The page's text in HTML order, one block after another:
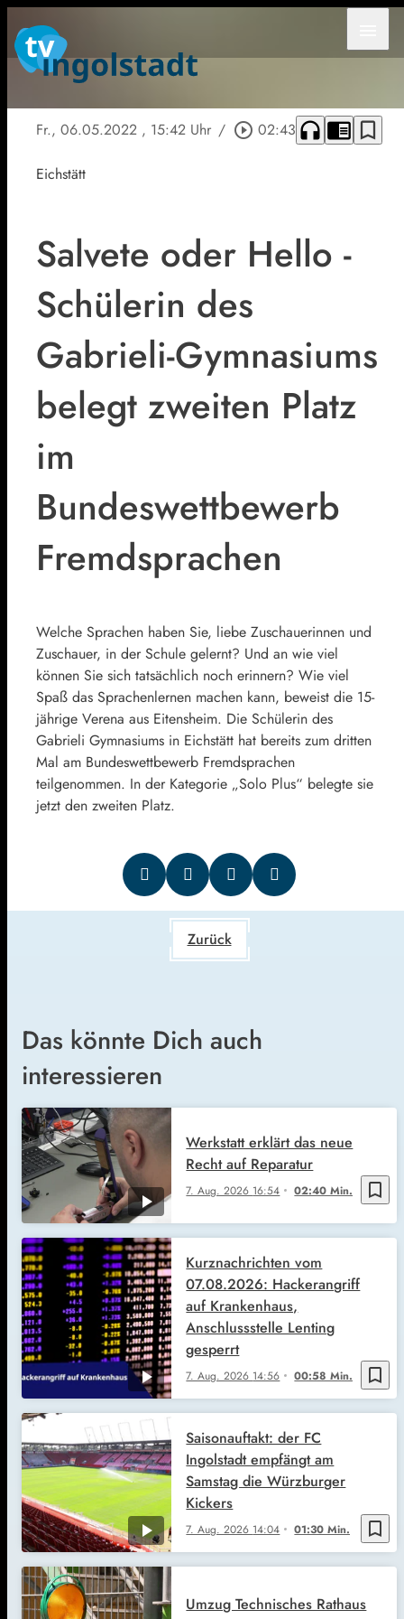
Fr., 06.05.2022 , 15:42 Uhr / play_circle_outline 02:43 headphones chrome_reader_mode bookmark_border
Eichstätt
Salvete oder Hello -
Schülerin des
Gabrieli-Gymnasiums
belegt zweiten Platz
im
Bundeswettbewerb
Fremdsprachen
Welche Sprachen haben Sie, liebe Zuschauerinnen und
Zuschauer, in der Schule gelernt? Und an wie viel
können Sie sich tatsächlich noch erinnern? Wie viel
Spaß das Sprachenlernen machen kann, beweist die 15-
jährige Verena aus Eitensheim. Die Schülerin des
Gabrieli Gymnasiums in Eichstätt hat bereits zum dritten
Mal am Bundeswettbewerb Fremdsprachen
teilgenommen. In der Kategorie „Solo Plus“ belegte sie
jetzt den zweiten Platz.
Zurück
Das könnte Dich auch
interessieren
bookmark_border
7. Aug. 2026 16:54 02:40 Min.
Werkstatt erklärt das neue
Recht auf Reparatur
bookmark_border
7. Aug. 2026 14:56 00:58 Min.
Kurznachrichten vom
07.08.2026: Hackerangriff
auf Krankenhaus,
Anschlussstelle Lenting
gesperrt
bookmark_border
7. Aug. 2026 14:04 01:30 Min.
Saisonauftakt: der FC
Ingolstadt empfängt am
Samstag die Würzburger
Kickers
Umzug Technisches Rathaus